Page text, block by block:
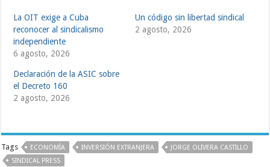
La OIT exige a Cuba
reconocer al sindicalismo
independiente
6 agosto, 2026
Un código sin libertad sindical
2 agosto, 2026
Declaración de la ASIC sobre
el Decreto 160
2 agosto, 2026
Tags ECONOMÍA INVERSIÓN EXTRANJERA
JORGE OLIVERA CASTILLO
SINDICAL PRESS